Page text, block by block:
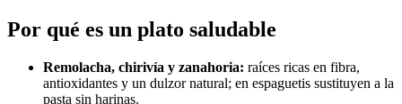
Por qué es un plato saludable
Remolacha, chirivía y zanahoria: raíces ricas en fibra,
antioxidantes y un dulzor natural; en espaguetis sustituyen a la
pasta sin harinas.